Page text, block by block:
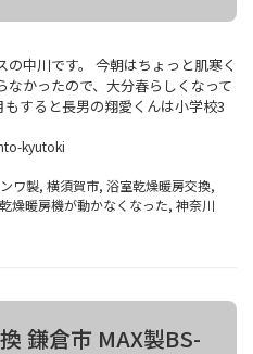
中川です。 今朝はちょっと肌寒く
かったので、大分春らしくなって
すると長男の翔愛くんは小学校3
kyutoki
ワ製, 横須賀市, 浴室乾燥暖房交換,
燥暖房機が動かなくなった, 神奈川
鎌倉市 MAX製BS-